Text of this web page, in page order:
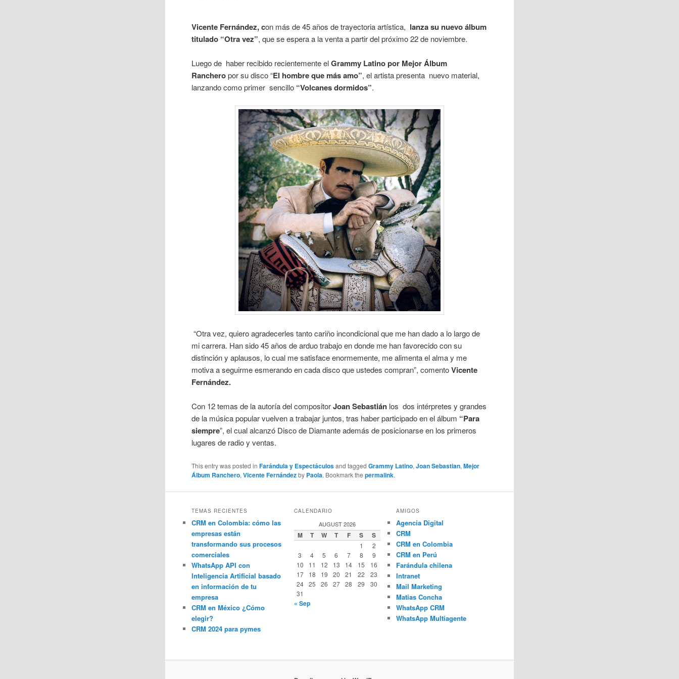
Vicente Fernández,con más de 45 años de trayectoria artística, lanza su nuevo álbum
titulado “Otra vez”, que se espera a la venta a partir del próximo 22 de noviembre.
Luego de haber recibido recientemente elGrammy Latino por Mejor Álbum
Rancheropor su disco “El hombre que más amo”, el artista presenta nuevo material,
lanzando como primer sencillo “Volcanes dormidos”.
“Otra vez, quiero agradecerles tanto cariño incondicional que me han dado a lo largo de
mi carrera. Han sido 45 años de arduo trabajo en donde me han favorecido con su
distinción y aplausos, lo cual me satisface enormemente, me alimenta el alma y me
motiva a seguirme esmerando en cada disco que ustedes compran”, comentoVicente
Fernández.
Con 12 temas de la autoría del compositorJoan Sebastián los dos intérpretes y grandes
de la música popular vuelven a trabajar juntos, tras haber participado en el álbum “Para
siempre”, el cual alcanzó Disco de Diamante además de posicionarse en los primeros
lugares de radio y ventas.
This entry was posted inFarándula y Espectáculosand taggedGrammy Latino,Joan Sebastian,Mejor
Álbum Ranchero,Vicente Fernándezby Paola. Bookmark thepermalink.
TEMAS RECIENTES
CRM en Colombia: cómo las
empresas están
transformando sus procesos
comerciales
WhatsApp API con
Inteligencia Artificial basado
en información de tu
empresa
CRM en México ¿Cómo
elegir?
CRM 2024 para pymes
CALENDARIO
AUGUST 2026
M T W T F S S
1
2
3
4 5 6 7 8
9
10
11 12 13 14 15
16
17
18 19 20 21 22
23
24
25 26 27 28 29
30
31
« Sep
AMIGOS
Agencia Digital
CRM
CRM en Colombia
CRM en Perú
Farándula chilena
Intranet
Mail Marketing
Matias Concha
WhatsApp CRM
WhatsApp Multiagente